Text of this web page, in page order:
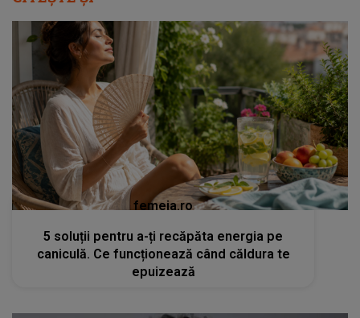
femeia.ro
5 soluții pentru a-ți recăpăta energia pe
caniculă. Ce funcționează când căldura te
epuizează